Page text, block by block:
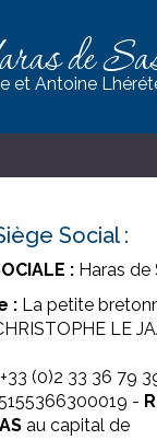
de
et Antoine
Social :
: Haras de
:La petite
LE
+33 (0)2 33 36 79
-
au capital de